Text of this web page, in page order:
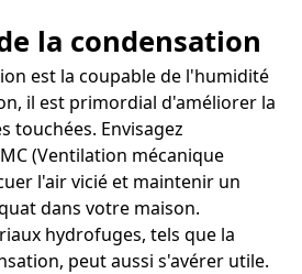
la condensation
est la coupable de l'humidité
il est primordial d'améliorer la
touchées. Envisagez
(Ventilation mécanique
l'air vicié et maintenir un
dans votre maison.
hydrofuges, tels que la
peut aussi s'avérer utile.